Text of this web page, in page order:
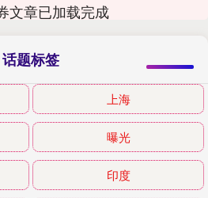
文章已加载完成
话题标签
上海
曝光
印度